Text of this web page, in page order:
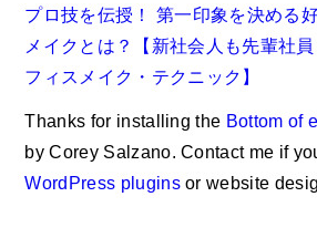
プロ技を伝授！ 第一印象を決める
メイクとは？【新社会人も先輩社
フィスメイク・テクニック】
Thanks for installing the Bottom of
by Corey Salzano. Contact me if
WordPress pluginsor website